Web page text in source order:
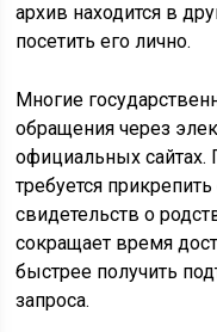
архив находится в
посетить его лично.
Многие
обращения через
официальных сайтах.
требуется
свидетельств о
сокращает время
быстрее получить
запроса.